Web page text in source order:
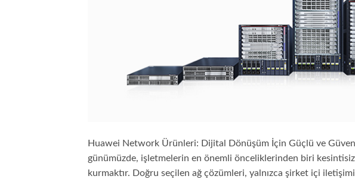
Huawei Network Ürünleri: Dijital Dönüşüm İçin Güçlü ve
günümüzde, işletmelerin en önemli önceliklerinden biri
kurmaktır. Doğru seçilen ağ çözümleri, yalnızca şirket içi